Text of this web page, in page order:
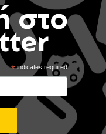
στο
*indicates required